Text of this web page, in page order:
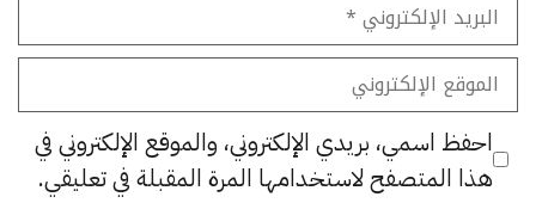
الإلكتروني
الموقع
الإلكتروني
احفظ اسمي، بريدي الإلكتروني، والموقع الإلكتروني في
هذا المتصفح لاستخدامها المرة المقبلة في تعليقي.